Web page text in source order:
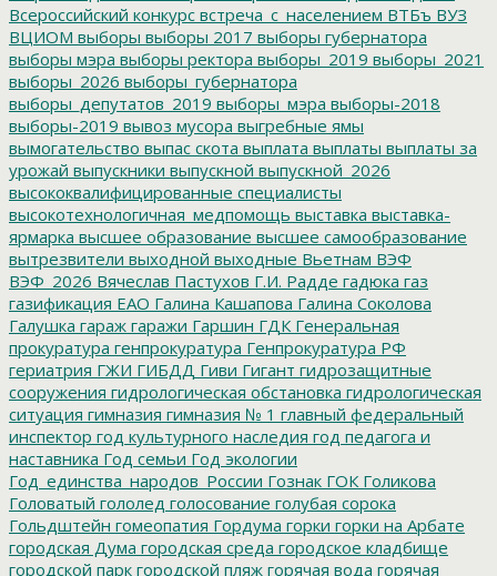
Всероссийский конкурс встреча_с_населением ВТБъ ВУЗ
ВЦИОМ выборы выборы 2017 выборы губернатора
выборы мэра выборы ректора выборы_2019 выборы_2021
выборы_2026 выборы_губернатора
выборы_депутатов_2019 выборы_мэра выборы-2018
выборы-2019 вывоз мусора выгребные ямы
вымогательство выпас скота выплата выплаты выплаты за
урожай выпускники выпускной выпускной_2026
высококвалифицированные специалисты
высокотехнологичная_медпомощь выставка выставка-
ярмарка высшее образование высшее самообразование
вытрезвители выходной выходные Вьетнам ВЭФ
ВЭФ_2026 Вячеслав Пастухов Г.И. Радде гадюка газ
газификация ЕАО Галина Кашапова Галина Соколова
Галушка гараж гаражи Гаршин ГДК Генеральная
прокуратура генпрокуратура Генпрокуратура РФ
гериатрия ГЖИ ГИБДД Гиви Гигант гидрозащитные
сооружения гидрологическая обстановка гидрологическая
ситуация гимназия гимназия № 1 главный федеральный
инспектор год культурного наследия год педагога и
наставника Год семьи Год экологии
Год_единства_народов_России Гознак ГОК Голикова
Головатый гололед голосование голубая сорока
Гольдштейн гомеопатия Гордума горки горки на Арбате
городская Дума городская среда городское кладбище
городской парк городской пляж горячая вода горячая